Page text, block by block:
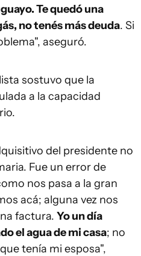
Te quedó una
no tenés más deuda. Si
aseguró.
sostuvo que la
a la capacidad
del presidente no
Fue un error de
nos pasa a la gran
acá; alguna vez nos
factura. Yo un día
el agua de mi casa; no
tenía mi esposa",